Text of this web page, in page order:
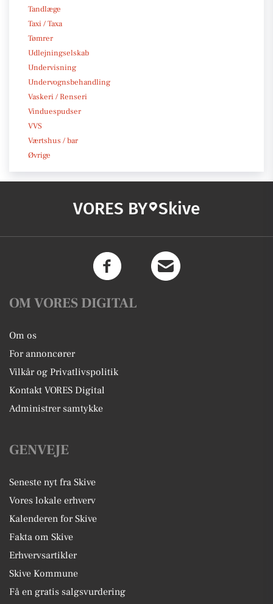
Tandlæge
Taxi / Taxa
Tømrer
Udlejningselskab
Undervisning
Undervognsbehandling
Vaskeri / Renseri
Vinduespudser
VVS
Værtshus / bar
Øvrige
VORES BY Skive
OM VORES DIGITAL
Om os
For annoncører
Vilkår og Privatlivspolitik
Kontakt VORES Digital
Administrer samtykke
GENVEJE
Seneste nyt fra Skive
Vores lokale erhverv
Kalenderen for Skive
Fakta om Skive
Erhvervsartikler
Skive Kommune
Få en gratis salgsvurdering